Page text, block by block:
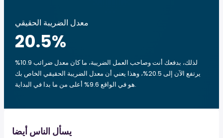
معدل الضريبة الحقيقي
20.5%
لذلك، بدفعك أنت وصاحب العمل الضريبة، ما كان معدل ضرائب 10.9%
يرتفع الآن إلى 20.5%، وهذا يعني أن معدل الضريبة الحقيقي الخاص بك
هو في الواقع 9.6% أعلى من ما بدا في البداية.
يسأل الناس أيضا